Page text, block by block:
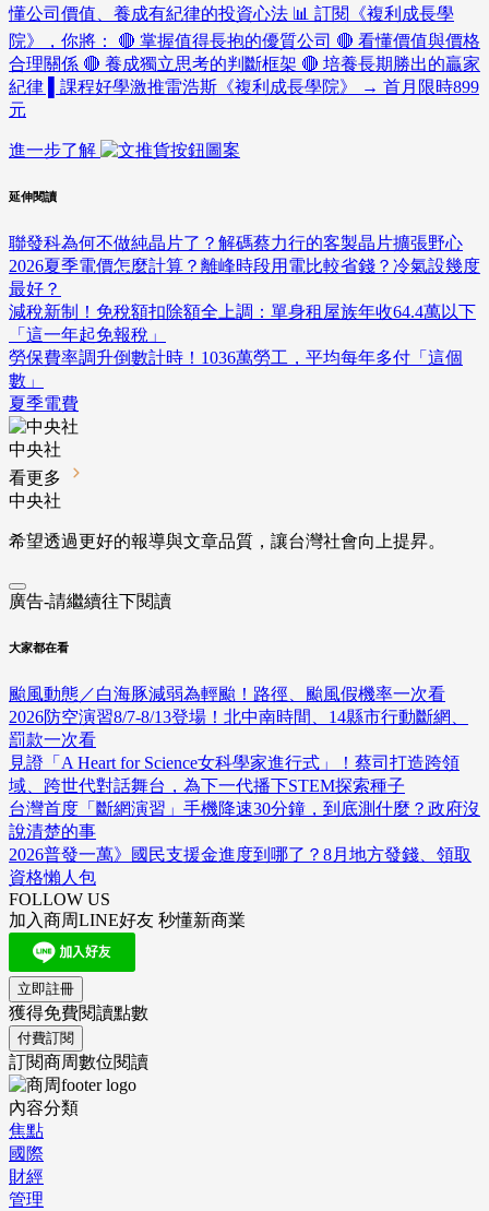
懂公司價值、養成有紀律的投資心法 📊 訂閱《複利成長學
院》，你將： 🔴 掌握值得長抱的優質公司 🔴 看懂價值與價格
合理關係 🔴 養成獨立思考的判斷框架 🔴 培養長期勝出的贏家
紀律 ▌課程好學激推雷浩斯《複利成長學院》 → 首月限時899
元
進一步了解
延伸閱讀
聯發科為何不做純晶片了？解碼蔡力行的客製晶片擴張野心
2026夏季電價怎麼計算？離峰時段用電比較省錢？冷氣設幾度
最好？
減稅新制！免稅額扣除額全上調：單身租屋族年收64.4萬以下
「這一年起免報稅」
勞保費率調升倒數計時！1036萬勞工，平均每年多付「這個
數」
夏季電費
中央社
看更多
中央社
希望透過更好的報導與文章品質，讓台灣社會向上提昇。
廣告-請繼續往下閱讀
大家都在看
颱風動態／白海豚減弱為輕颱！路徑、颱風假機率一次看
2026防空演習8/7-8/13登場！北中南時間、14縣市行動斷網、
罰款一次看
見證「A Heart for Science女科學家進行式」！蔡司打造跨領
域、跨世代對話舞台，為下一代播下STEM探索種子
台灣首度「斷網演習」手機降速30分鐘，到底測什麼？政府沒
說清楚的事
2026普發一萬》國民支援金進度到哪了？8月地方發錢、領取
資格懶人包
FOLLOW US
加入商周LINE好友 秒懂新商業
立即註冊
獲得免費閱讀點數
付費訂閱
訂閱商周數位閱讀
內容分類
焦點
國際
財經
管理